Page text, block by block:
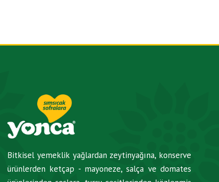
Bitkisel yemeklik yağlardan zeytinyağına, konserve
ürünlerden ketçap - mayoneze, salça ve domates